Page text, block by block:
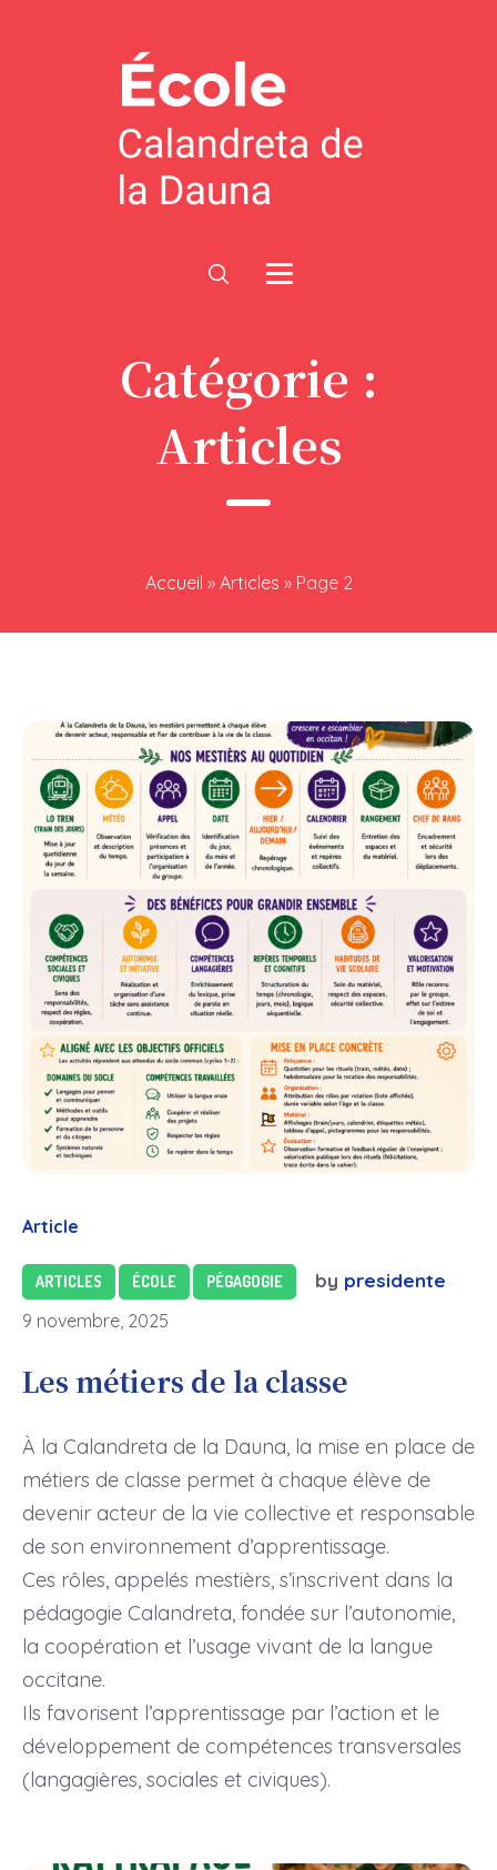
Catégorie :
Articles
Accueil » Articles » Page 2
Article
ARTICLES ÉCOLE PÉGAGOGIE by presidente
9 novembre, 2025
Les métiers de la classe
À la Calandreta de la Dauna, la mise en place de
métiers de classe permet à chaque élève de
devenir acteur de la vie collective et responsable
de son environnement d’apprentissage.
Ces rôles, appelés mestièrs, s’inscrivent dans la
pédagogie Calandreta, fondée sur l’autonomie,
la coopération et l’usage vivant de la langue
occitane.
Ils favorisent l’apprentissage par l’action et le
développement de compétences transversales
(langagières, sociales et civiques).